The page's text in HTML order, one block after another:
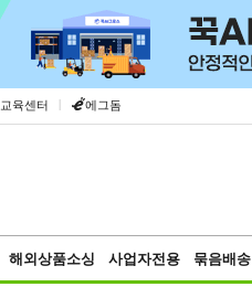
교육센터 | 에그돔
해외상품소싱 사업자전용 묶음배송